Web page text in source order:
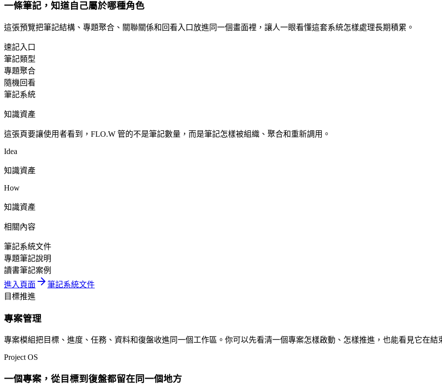
一條筆記，知道自己屬於哪種角色
這張預覽把筆記結構、專題聚合、關聯關係和回看入口放進同一個畫面裡，讓人一眼看懂這套系統怎樣處理長期積累。
速記入口
筆記類型
專題聚合
隨機回看
筆記系統
知識資產
這張頁要讓使用者看到，FLO.W 管的不是筆記數量，而是筆記怎樣被組織、聚合和重新調用。
Idea
知識資產
How
知識資產
相關內容
筆記系統文件
專題筆記說明
讀書筆記案例
進入頁面
筆記系統文件
目標推進
專案管理
專案模組把目標、進度、任務、資料和復盤收進同一個工作區。你可以先看清一個專案怎樣啟動、怎樣推進，也能看見它在結
Project OS
一個專案，從目標到復盤都留在同一個地方